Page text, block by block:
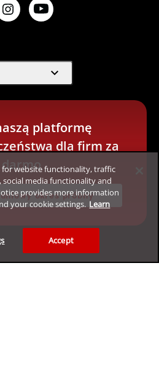
expand_more
platformę
dla firm za
darmo
okres próbny
Informacje prawne
for website functionality, traffic
media functionality and
provides more information
your cookie settings. Learn
Accept